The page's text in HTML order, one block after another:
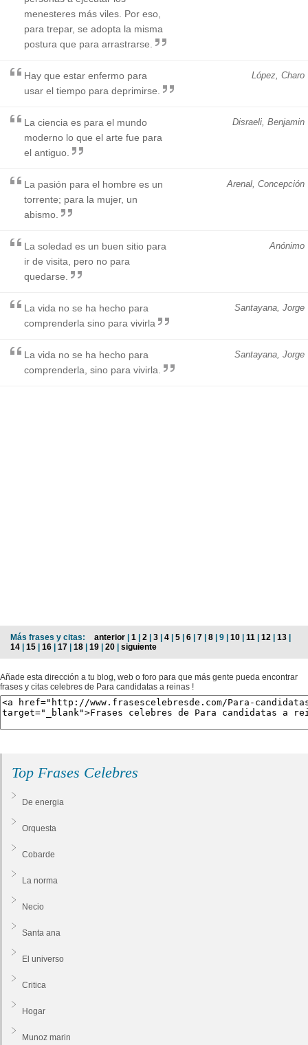
menesteres más viles. Por eso,
para trepar, se adopta la misma
postura que para arrastrarse.
López, Charo
Hay que estar enfermo para
usar el tiempo para deprimirse.
Disraeli, Benjamin
La ciencia es para el mundo
moderno lo que el arte fue para
el antiguo.
Arenal, Concepción
La pasión para el hombre es un
torrente; para la mujer, un
abismo.
Anónimo
La soledad es un buen sitio para
ir de visita, pero no para
quedarse.
Santayana, Jorge
La vida no se ha hecho para
comprenderla sino para vivirla
Santayana, Jorge
La vida no se ha hecho para
comprenderla, sino para vivirla.
Más frases y citas: anterior | 1 | 2 | 3 | 4 | 5 | 6 | 7 | 8 | 9 | 10 | 11 | 12 | 13 |
14 | 15 | 16 | 17 | 18 | 19 | 20 | siguiente
Añade esta dirección a tu blog, web o foro para que más gente pueda encontrar
frases y citas celebres de Para candidatas a reinas !
Top Frases Celebres
De energia
Orquesta
Cobarde
La norma
Necio
Santa ana
El universo
Critica
Hogar
Munoz marin